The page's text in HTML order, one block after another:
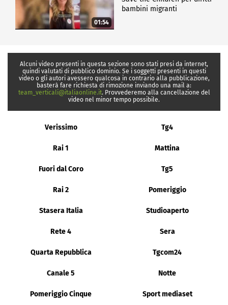
01:54
bambini migranti
Alcuni video presenti in questa sezione sono stati presi da internet,
quindi valutati di pubblico dominio. Se i soggetti presenti in questi
video o gli autori avessero qualcosa in contrario alla pubblicazione,
basterà fare richiesta di rimozione inviando una mail a:
team_verticali@italiaonline.it. Provvederemo alla cancellazione del
video nel minor tempo possibile.
Verissimo Tg4
Rai 1 Mattina
Fuori dal Coro Tg5
Rai 2 Pomeriggio
Stasera Italia Studioaperto
Rete 4 Sera
Quarta Repubblica Tgcom24
Canale 5 Notte
Pomeriggio Cinque Sport mediaset